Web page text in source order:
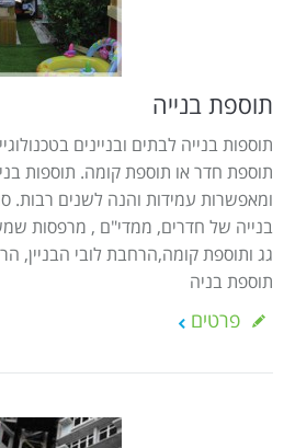
תוספת בנייה
תוספות בנייה לבתים ובניינים
תוספת חדר או תוספת קומה. תוספות
ומאפשרות עמידות והנה לשנים רבות.
בנייה של חדרים, ממדי"ם , מרפסות
גג ותוספת קומה,הרחבת לובי הבניין,
תוספת בניה
פרטים